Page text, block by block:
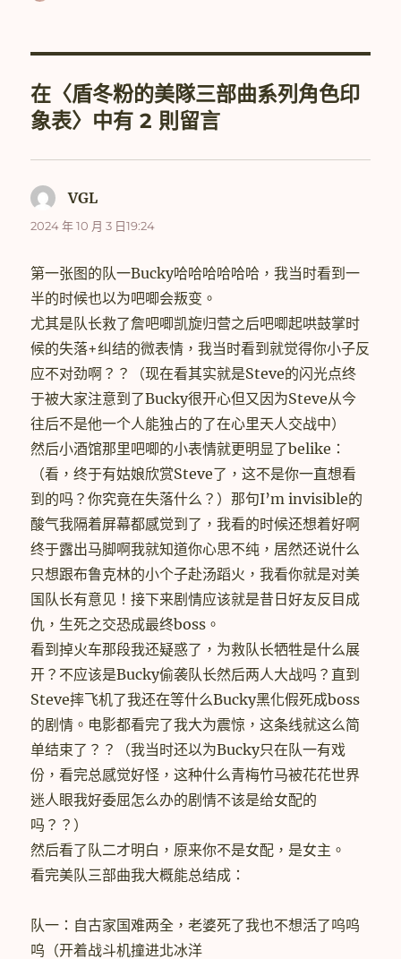
在〈盾冬粉的美隊三部曲系列角色印
象表〉中有 2 則留言
VGL
示:
2024 年 10 月 3 日19:24
第一张图的队一Bucky哈哈哈哈哈哈，我当时看到一
半的时候也以为吧唧会叛变。
尤其是队长救了詹吧唧凯旋归营之后吧唧起哄鼓掌时
候的失落+纠结的微表情，我当时看到就觉得你小子反
应不对劲啊？？（现在看其实就是Steve的闪光点终
于被大家注意到了Bucky很开心但又因为Steve从今
往后不是他一个人能独占的了在心里天人交战中）
然后小酒馆那里吧唧的小表情就更明显了belike：
（看，终于有姑娘欣赏Steve了，这不是你一直想看
到的吗？你究竟在失落什么？）那句I’m invisible的
酸气我隔着屏幕都感觉到了，我看的时候还想着好啊
终于露出马脚啊我就知道你心思不纯，居然还说什么
只想跟布鲁克林的小个子赴汤蹈火，我看你就是对美
国队长有意见！接下来剧情应该就是昔日好友反目成
仇，生死之交恐成最终boss。
看到掉火车那段我还疑惑了，为救队长牺牲是什么展
开？不应该是Bucky偷袭队长然后两人大战吗？直到
Steve摔飞机了我还在等什么Bucky黑化假死成boss
的剧情。电影都看完了我大为震惊，这条线就这么简
单结束了？？（我当时还以为Bucky只在队一有戏
份，看完总感觉好怪，这种什么青梅竹马被花花世界
迷人眼我好委屈怎么办的剧情不该是给女配的
吗？？）
然后看了队二才明白，原来你不是女配，是女主。
看完美队三部曲我大概能总结成：
队一：自古家国难两全，老婆死了我也不想活了呜呜
呜（开着战斗机撞进北冰洋